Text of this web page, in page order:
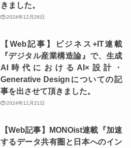
きました。
2024年12月26日
【Web記事】ビジネス+IT連載
『デジタル産業構造論』で、生成
AI時代におけるAI×設計・
Generative Designについての記
事を出させて頂きました。
2024年11月21日
【Web記事】MONOist連載『加速
するデータ共有圏と日本へのイン